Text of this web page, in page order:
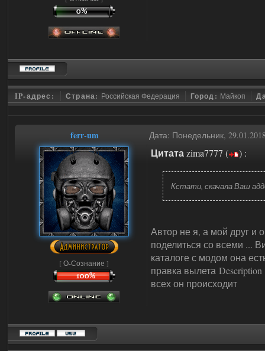
IP-адрес: Страна: Российская Федерация Город: Майкоп
ferr-um Дата: Понедельник,
[ О-Сознание ]
Цитатаzima7777 ( ) :
Кстати, скачала Ваш
Автор не я, а мой друг и
поделиться со всеми ...
каталоге с модом она
правка вылета Description
всех он происходит